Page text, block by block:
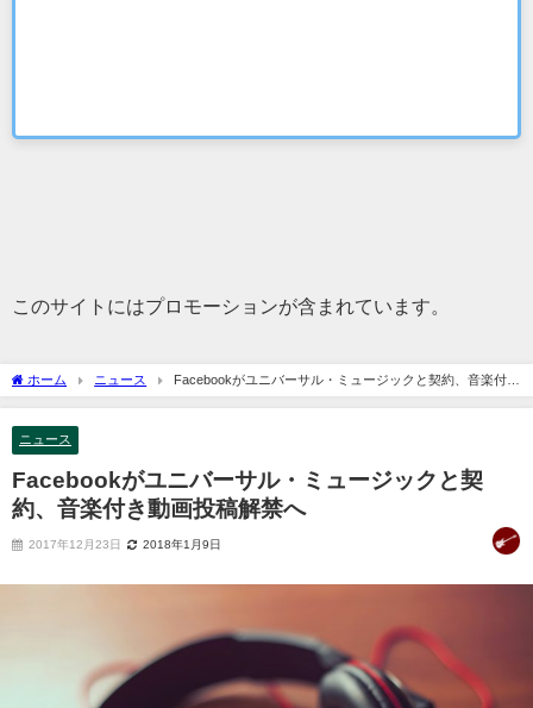
このサイトにはプロモーションが含まれています。
ホーム ニュース
Facebookがユニバーサル・ミュージックと契約、音楽付き
動画投稿解禁へ
ニュース
Facebookがユニバーサル・ミュージックと契
約、音楽付き動画投稿解禁へ
2017年12月23日 2018年1月9日